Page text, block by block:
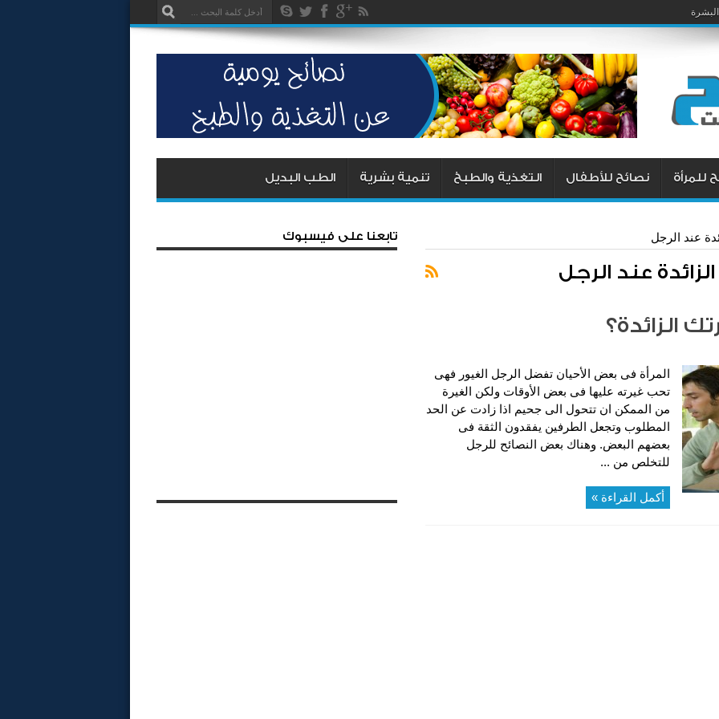
للمرأة نصائح للأطفال التغذية والطبخ تنمية بشرية الطب البديل
عند الرجل
الزائدة عند الرجل
الزائدة؟
المرأة فى بعض الأحيان تفضل الرجل الغيور فهى
تحب غيرته عليها فى بعض الأوقات ولكن الغيرة
من الممكن ان تتحول الى جحيم اذا زادت عن الحد
المطلوب وتجعل الطرفين يفقدون الثقة فى
بعضهم البعض. وهناك بعض النصائح للرجل
للتخلص من ...
أكمل القراءة »
تابعنا على فيسبوك